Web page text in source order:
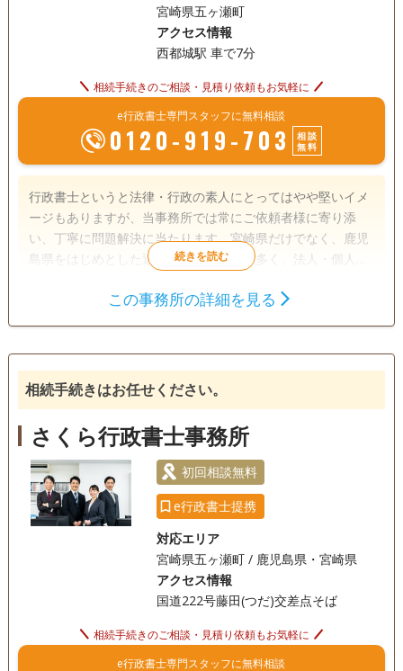
宮崎県五ヶ瀬町
アクセス情報
西都城駅 車で7分
相続手続きのご相談・見積り依頼もお気軽に
e行政書士専門スタッフに無料相談
0120-919-703
相談
無料
行政書士というと法律・行政の素人にとってはやや堅いイメ
ージもありますが、当事務所では常にご依頼者様に寄り添
い、丁寧に問題解決に当たります。宮崎県だけでなく、鹿児
島県をはじめとした近県からのご依頼も多く、法人・個人を
間は午前8時から午後10時で、年中無休で対応しているの
遺産分割
相続人調査
訪問可 土日相談可 初回相談無料 18時以降相談可
この事務所の詳細を見る
相続手続きはお任せください。
さくら行政書士事務所
初回相談無料
e行政書士提携
対応エリア
宮崎県五ヶ瀬町 / 鹿児島県・宮崎県
アクセス情報
国道222号藤田(つだ)交差点そば
相続手続きのご相談・見積り依頼もお気軽に
e行政書士専門スタッフに無料相談